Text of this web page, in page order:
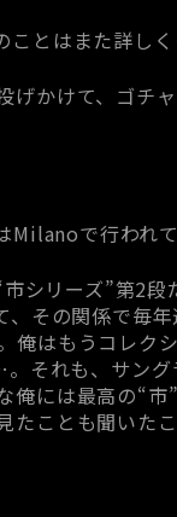
ことはまた詳し
かけて、ゴチ
で行われ
シリーズ”第2
その関係で毎年
俺はもうコレク
それも、サング
には最高の“
ことも聞いた